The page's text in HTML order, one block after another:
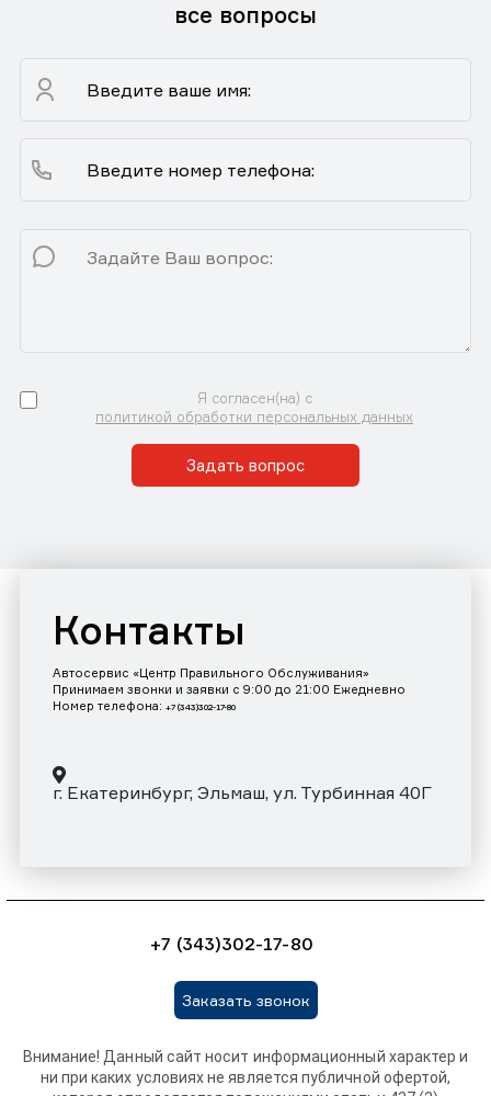
все вопросы
Я согласен(на) с
политикой обработки персональных данных
Задать вопрос
Контакты
Автосервис «Центр Правильного Обслуживания»
Принимаем звонки и заявки с 9:00 до 21:00 Ежедневно
Номер телефона: +7 (343)302-17-80
г. Екатеринбург, Эльмаш, ул. Турбинная 40Г
+7 (343)302-17-80
Заказать звонок
Внимание! Данный сайт носит информационный характер и
ни при каких условиях не является публичной офертой,